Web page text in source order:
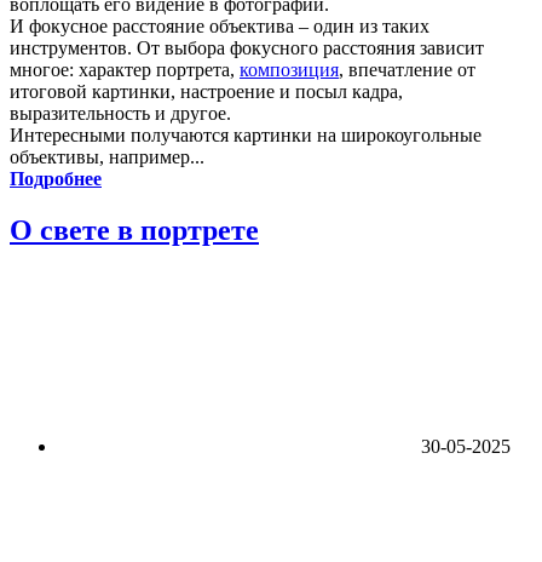
воплощать его видение в фотографии.
И фокусное расстояние объектива – один из таких
инструментов. От выбора фокусного расстояния зависит
многое: характер портрета, композиция, впечатление от
итоговой картинки, настроение и посыл кадра,
выразительность и другое.
Интересными получаются картинки на широкоугольные
объективы, например...
Подробнее
О свете в портрете
30-05-2025